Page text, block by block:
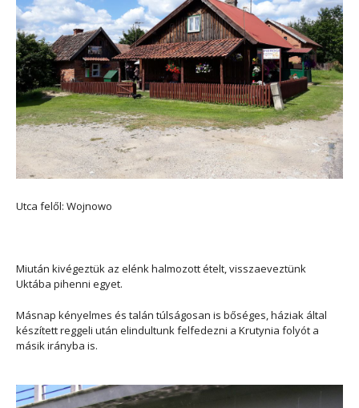
Utca felől: Wojnowo
Miután kivégeztük az elénk halmozott ételt, visszaeveztünk
Uktába pihenni egyet.
Másnap kényelmes és talán túlságosan is bőséges, háziak által
készített reggeli után elindultunk felfedezni a Krutynia folyót a
másik irányba is.